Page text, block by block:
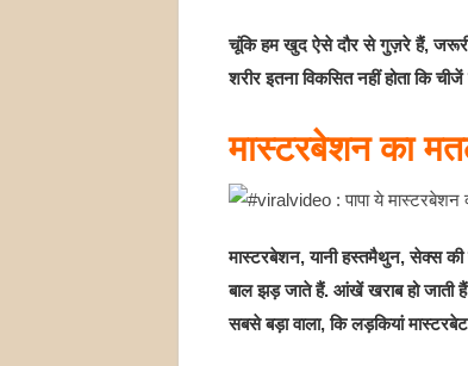
चूंकि हम खुद ऐसे दौर से गुज़रे हैं, जरूरी
शरीर इतना विकसित नहीं होता कि
मास्टरबेशन का
मास्टरबेशन, यानी हस्तमैथुन, सेक्स
बाल झड़ जाते हैं. आंखें खराब हो जाती
सबसे बड़ा वाला, कि लड़कियां